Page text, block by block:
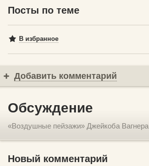
Посты по теме
В избранное
Добавить комментарий
Обсуждение
«Воздушные пейзажи» Джейкоба Вагнера
Новый комментарий